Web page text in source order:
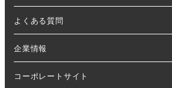
よくある質問
企業情報
コーポレートサイト